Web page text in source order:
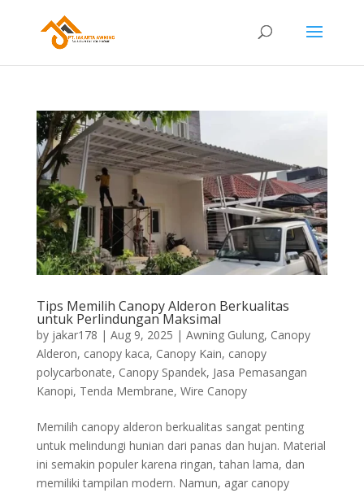
Tips Memilih Canopy Alderon Berkualitas
untuk Perlindungan Maksimal
by jakar178 | Aug 9, 2025 | Awning Gulung, Canopy
Alderon, canopy kaca, Canopy Kain, canopy
polycarbonate, Canopy Spandek, Jasa Pemasangan
Kanopi, Tenda Membrane, Wire Canopy
Memilih canopy alderon berkualitas sangat penting
untuk melindungi hunian dari panas dan hujan. Material
ini semakin populer karena ringan, tahan lama, dan
memiliki tampilan modern. Namun, agar canopy